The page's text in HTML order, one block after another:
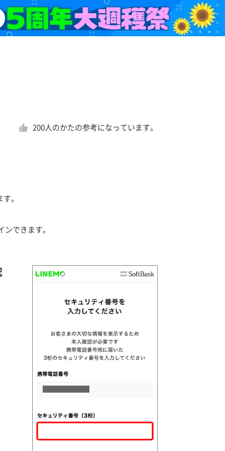
200人のかたの参考になっています。
。
できます。